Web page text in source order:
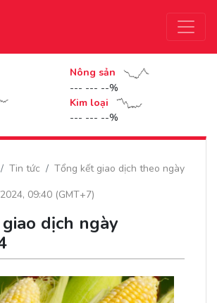
Nông sản
--- --- --%
Kim loại
--- --- --%
Tin tức
Tổng kết giao dịch theo ngày
09:40 (GMT+7)
dịch ngày